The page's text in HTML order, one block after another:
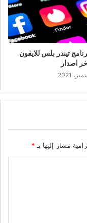
تيندر بلس للايفون
مشار إليها بـ *